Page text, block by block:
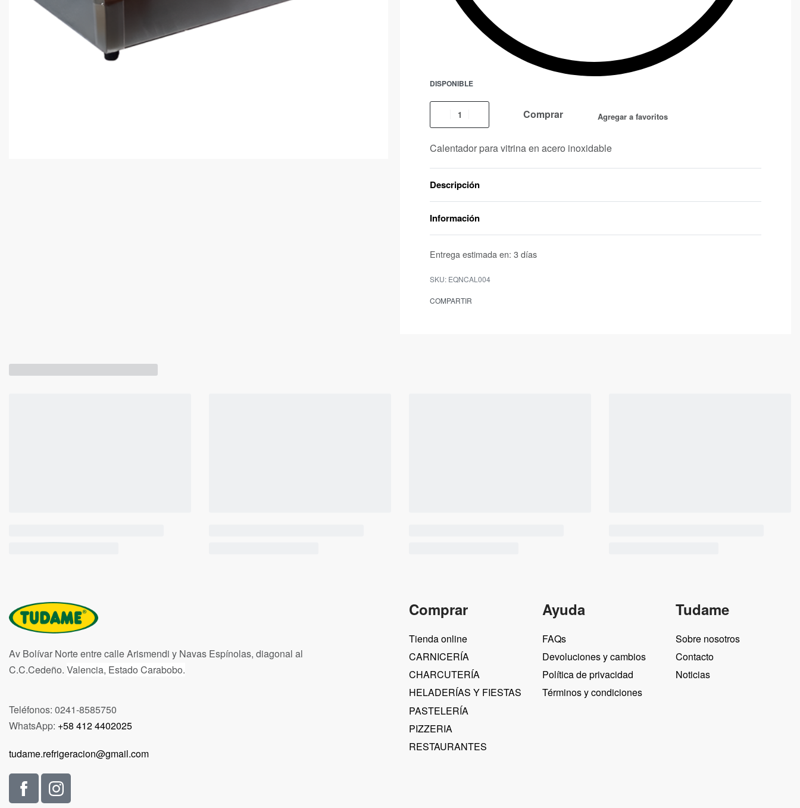
DISPONIBLE
Comprar Agregar a favoritos
Calentador para vitrina en acero inoxidable
Descripción
Información
Entrega estimada en: 3 días
EQNCAL004
COMPARTIR
Av Bolívar Norte entre calle Arismendi y Navas Espínolas, diagonal al
C.C.Cedeño. Valencia, Estado Carabobo.
Teléfonos: 0241-8585750
WhatsApp: +58 412 4402025
tudame.refrigeracion@gmail.com
Comprar
Tienda online
CARNICERÍA
CHARCUTERÍA
HELADERÍAS Y FIESTAS
PASTELERÍA
PIZZERIA
RESTAURANTES
Ayuda
FAQs
Devoluciones y cambios
Política de privacidad
Términos y condiciones
Tudame
Sobre nosotros
Contacto
Noticias